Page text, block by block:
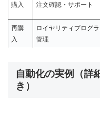
購入 注文確認・サポート
再購
入
ロイヤリティプログ
管理
自動化の実例（詳
き）